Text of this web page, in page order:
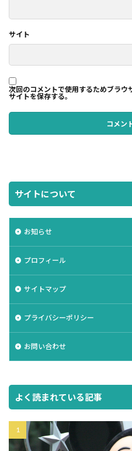
サイト
次回のコメントで使用するためブラウ
サイトを保存する。
サイトについて
お知らせ
プロフィール
サイトマップ
プライバシーポリシー
お問い合わせ
よく読まれている記事